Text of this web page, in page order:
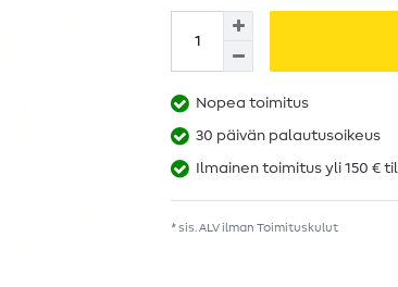
Nopea toimitus
30 päivän palautusoikeus
Ilmainen toimitus yli 150 €
* sis. ALV ilman Toimituskulut